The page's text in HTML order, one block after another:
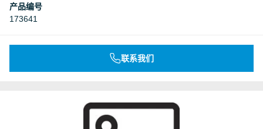
产品编号
173641
联系我们